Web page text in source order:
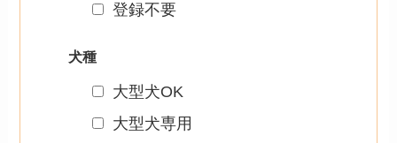
登録不要
犬種
大型犬OK
大型犬専用